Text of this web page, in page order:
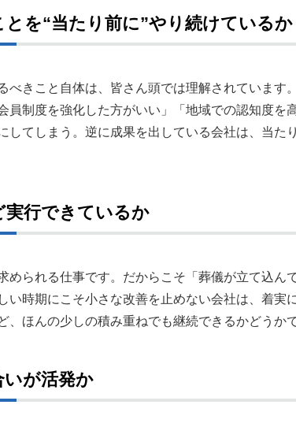
とを“当たり前に”やり続けているか
べきこと自体は、皆さん頭では理解されています
員制度を強化した方がいい」「地域での認知度を
してしまう。逆に成果を出している会社は、当た
実行できているか
められる仕事です。だからこそ「葬儀が立て込ん
い時期にこそ小さな改善を止めない会社は、着実
、ほんの少しの積み重ねでも継続できるかどうか
が活発か